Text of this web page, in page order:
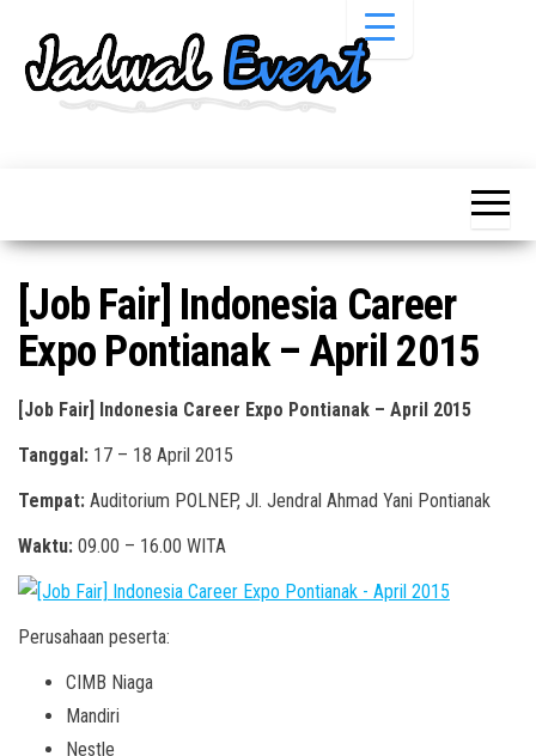
Pameran,
Acara &
Promo
Terbaru
Pameran,
Bazaar,
Workshop,
Job Fair,
Lomba dll.
[Job Fair] Indonesia Career
Expo Pontianak – April 2015
[Job Fair] Indonesia Career Expo Pontianak – April 2015
Tanggal: 17 – 18 April 2015
Tempat: Auditorium POLNEP, Jl. Jendral Ahmad Yani Pontianak
Waktu: 09.00 – 16.00 WITA
Perusahaan peserta:
CIMB Niaga
Mandiri
Nestle